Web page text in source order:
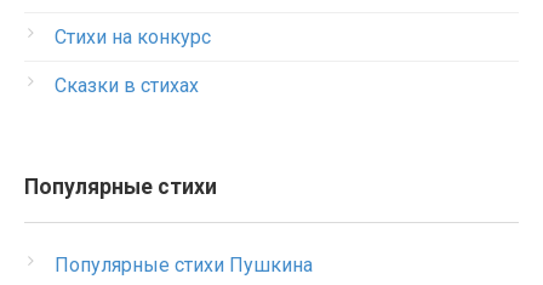
Стихи на конкурс
Сказки в стихах
Популярные стихи
Популярные стихи Пушкина